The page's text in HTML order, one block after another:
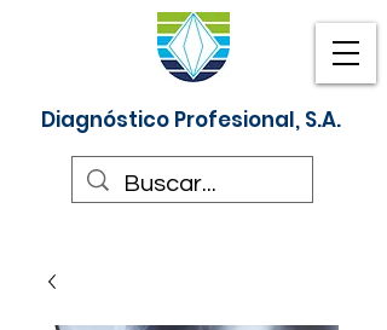
Diagnóstico Profesional, S.A.